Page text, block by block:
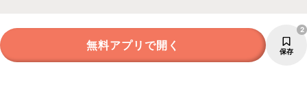
無料アプリで開く 保存
2